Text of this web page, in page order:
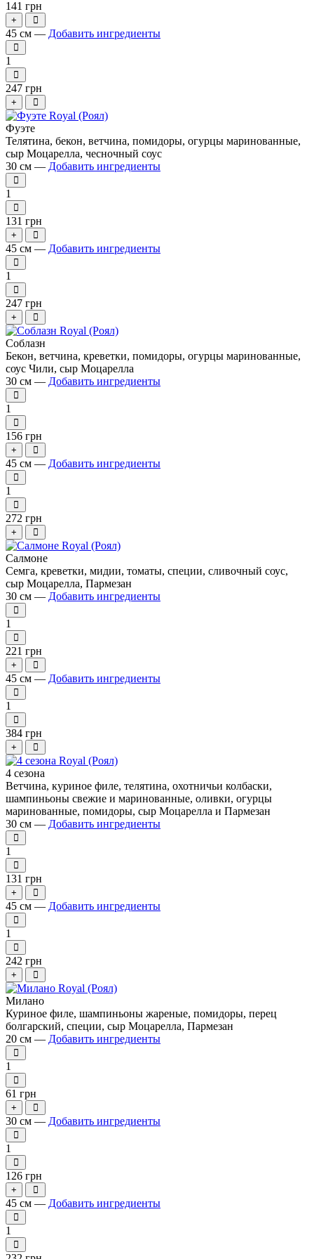
141 грн
+
45 см — Добавить ингредиенты
1
247 грн
+
Фуэте
Телятина, бекон, ветчина, помидоры, огурцы маринованные,
сыр Моцарелла, чесночный соус
30 см — Добавить ингредиенты
1
131 грн
+
45 см — Добавить ингредиенты
1
247 грн
+
Соблазн
Бекон, ветчина, креветки, помидоры, огурцы маринованные,
соус Чили, сыр Моцарелла
30 см — Добавить ингредиенты
1
156 грн
+
45 см — Добавить ингредиенты
1
272 грн
+
Салмоне
Семга, креветки, мидии, томаты, специи, сливочный соус,
сыр Моцарелла, Пармезан
30 см — Добавить ингредиенты
1
221 грн
+
45 см — Добавить ингредиенты
1
384 грн
+
4 сезона
Ветчина, куриное филе, телятина, охотничьи колбаски,
шампиньоны свежие и маринованные, оливки, огурцы
маринованные, помидоры, сыр Моцарелла и Пармезан
30 см — Добавить ингредиенты
1
131 грн
+
45 см — Добавить ингредиенты
1
242 грн
+
Милано
Куриное филе, шампиньоны жареные, помидоры, перец
болгарский, специи, сыр Моцарелла, Пармезан
20 см — Добавить ингредиенты
1
61 грн
+
30 см — Добавить ингредиенты
1
126 грн
+
45 см — Добавить ингредиенты
1